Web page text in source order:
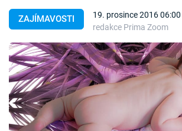
Témata
Témata
Pořady
ZAJÍMAVOSTI
19. prosince 2016 06:00
redakce Prima Zoom